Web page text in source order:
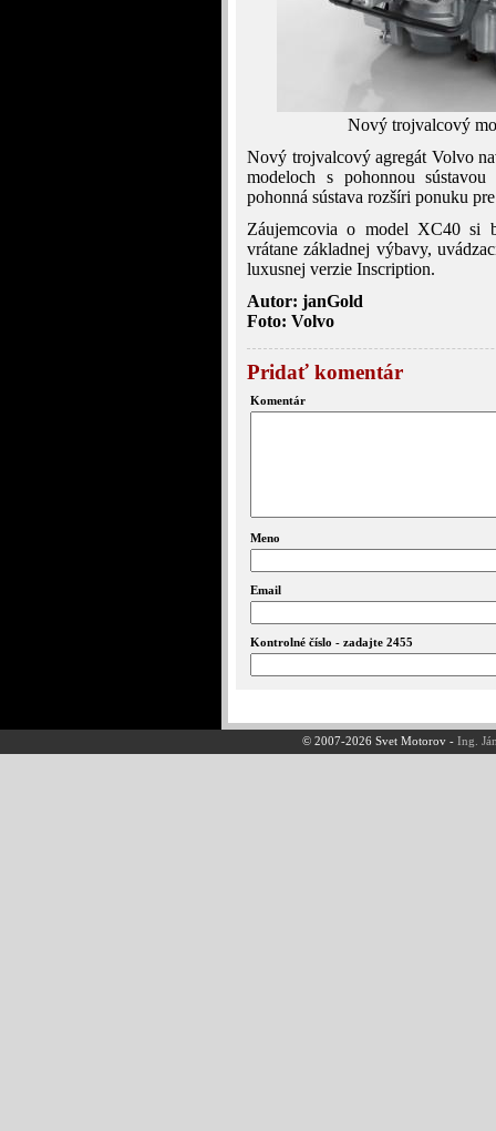
Nový trojvalcový
Nový trojvalcový agregát Volvo
modeloch s pohonnou
pohonná sústava rozšíri ponuku
Záujemcovia o model XC40 si
vrátane základnej výbavy,
luxusnej verzie Inscription.
Autor: janGold
Foto: Volvo
Pridať komentár
Komentár
Meno
Email
Kontrolné číslo - zadajte 2455
© 2007-2026 Svet Motorov -Ing.